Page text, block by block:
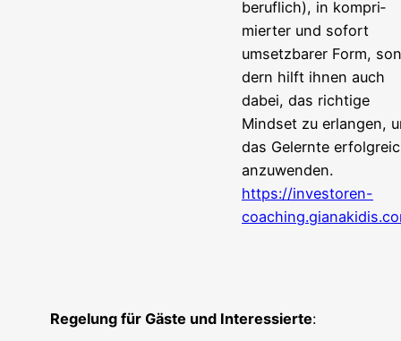
beruf­lich), in kom­pri­
mier­ter und sofort
umsetz­ba­rer Form,
dern hilft ihnen auch
dabei, das rich­ti­ge
Mind­set zu erlan­gen,
das Gelern­te
anzu­wen­den.
https://investoren-
Rege­lung für Gäs­te und Inter­es­sier­te: